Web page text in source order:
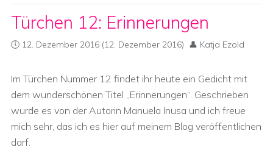
Türchen 12: Erinnerungen
12. Dezember 2016 (12. Dezember 2016) Katja Ezold
Im Türchen Nummer 12 findet ihr heute ein Gedicht mit
dem wunderschönen Titel „Erinnerungen“. Geschrieben
wurde es von der Autorin Manuela Inusa und ich freue
mich sehr, das ich es hier auf meinem Blog veröffentlichen
darf.